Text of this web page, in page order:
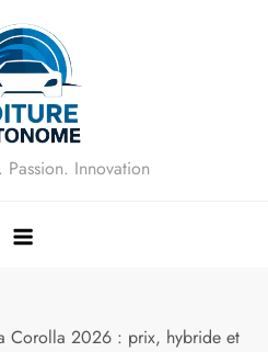
Innovation
Corolla 2026 : prix, hybride et